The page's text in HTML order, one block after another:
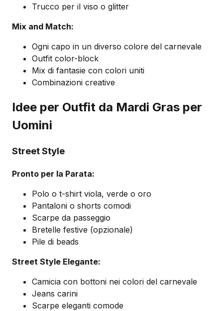
Trucco per il viso o glitter
Mix and Match:
Ogni capo in un diverso colore del carnevale
Outfit color-block
Mix di fantasie con colori uniti
Combinazioni creative
Idee per Outfit da Mardi Gras per
Uomini
Street Style
Pronto per la Parata:
Polo o t-shirt viola, verde o oro
Pantaloni o shorts comodi
Scarpe da passeggio
Bretelle festive (opzionale)
Pile di beads
Street Style Elegante:
Camicia con bottoni nei colori del carnevale
Jeans carini
Scarpe eleganti comode